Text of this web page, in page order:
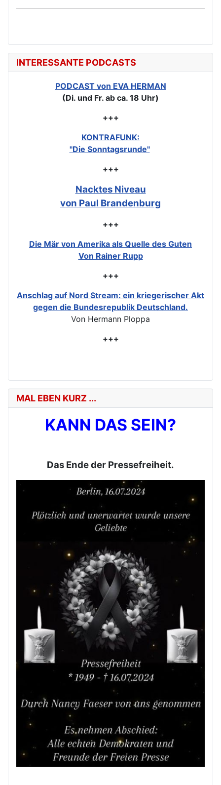
INTERESSANTE PODCASTS
PODCAST von EVA HERMAN
(Di. und Fr. ab ca. 18 Uhr)
+++
KONTRAFUNK:
"Die Sonntagsrunde"
+++
Nacktes Niveau
von Paul Brandenburg
+++
Die Mär von Amerika als Quelle des Guten
Von Rainer Rupp
+++
Anschlag auf Nord Stream: ein kriegerischer Akt
gegen die Bundesrepublik Deutschland.
Von Hermann Ploppa
+++
MAL EBEN KURZ ...
KANN DAS SEIN?
Das Ende der Pressefreiheit.